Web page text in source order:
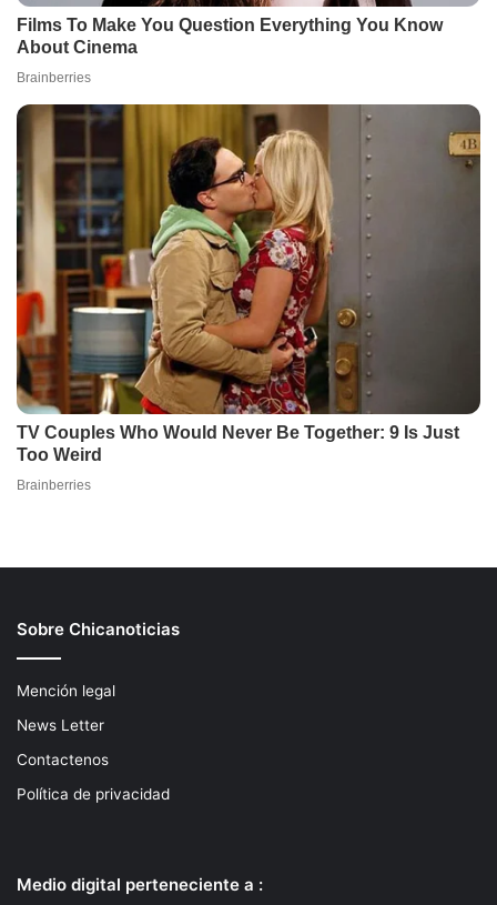
Sobre Chicanoticias
Mención legal
News Letter
Contactenos
Política de privacidad
Medio digital perteneciente a :